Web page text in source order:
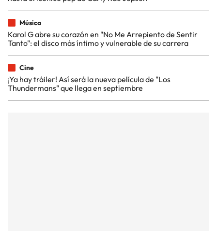
Música
Karol G abre su corazón en "No Me Arrepiento de Sentir
Tanto": el disco más íntimo y vulnerable de su carrera
Cine
¡Ya hay tráiler! Así será la nueva película de "Los
Thundermans" que llega en septiembre